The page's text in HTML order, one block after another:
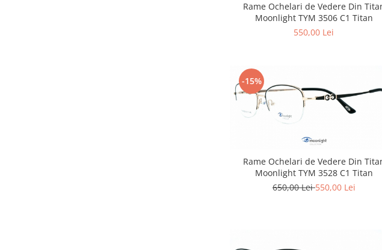
Rame Ochelari de Vedere Din
Moonlight TYM 3506 C1 Titan
550,00 Lei
-15%
Rame Ochelari de Vedere Din
Moonlight TYM 3528 C1 Titan
650,00 Lei550,00 Lei